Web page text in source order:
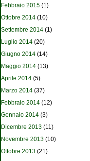
Febbraio 2015 (1)
Ottobre 2014 (10)
Settembre 2014 (1)
Luglio 2014 (20)
Giugno 2014 (14)
Maggio 2014 (13)
Aprile 2014 (5)
Marzo 2014 (37)
Febbraio 2014 (12)
Gennaio 2014 (3)
Dicembre 2013 (11)
Novembre 2013 (10)
Ottobre 2013 (21)